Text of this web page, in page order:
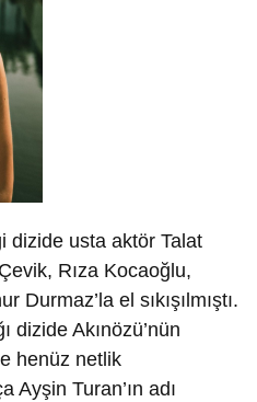
dizide usta aktör Talat
Rıza Kocaoğlu,
Durmaz’la el sıkışılmıştı.
dizide Akınözü’nün
henüz netlik
Ayşin Turan’ın adı